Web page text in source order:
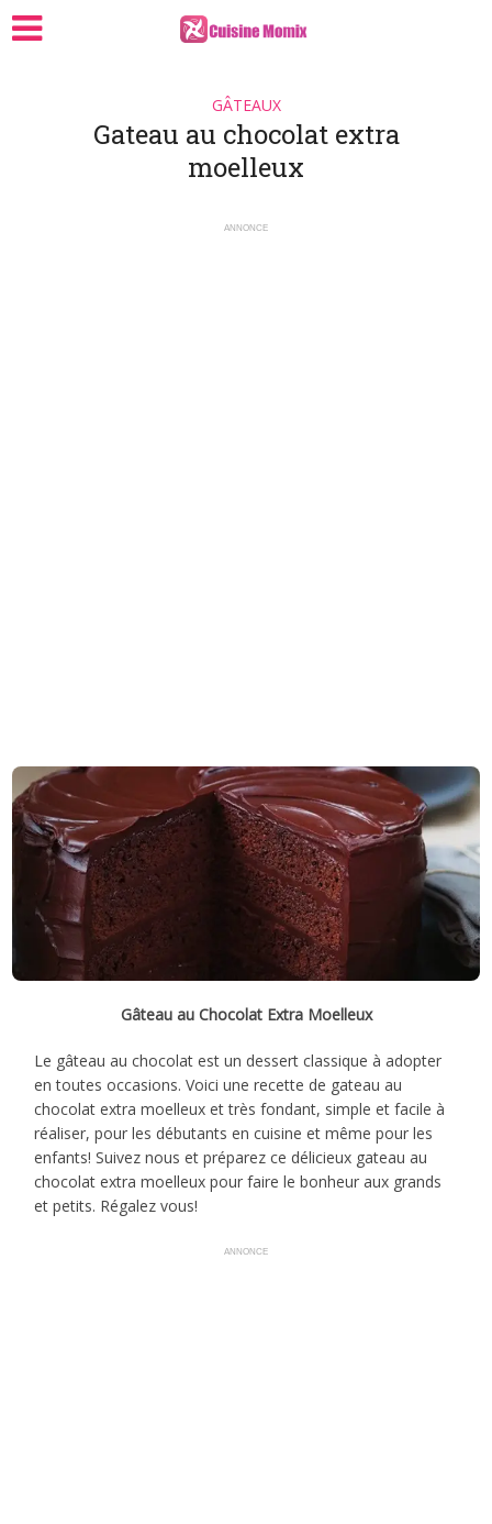
GÂTEAUX
Gateau au chocolat extra
moelleux
ANNONCE
Gâteauau Chocolat Extra Moelleux
Le gâteau au chocolat est un dessert classique à adopter
en toutes occasions. Voici une recette de gateau au
chocolat extra moelleux et très fondant, simple et facile à
réaliser, pour les débutants en cuisine et même pour les
enfants! Suivez nous et préparez ce délicieux gateau au
chocolat extra moelleux pour faire le bonheur aux grands
et petits. Régalez vous!
ANNONCE